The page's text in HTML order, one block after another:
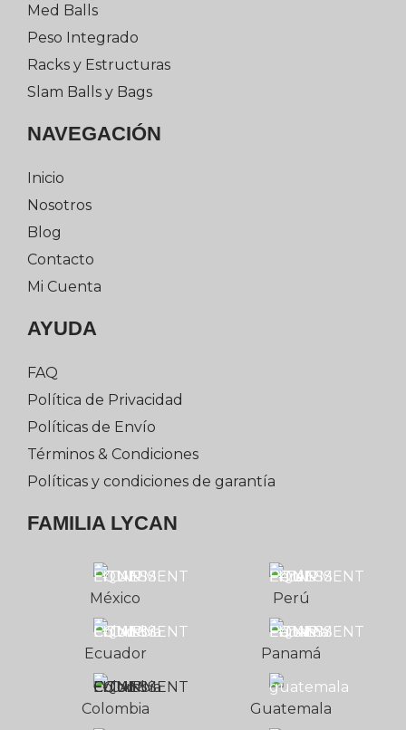
Med Balls
Peso Integrado
Racks y Estructuras
Slam Balls y Bags
NAVEGACIÓN
Inicio
Nosotros
Blog
Contacto
Mi Cuenta
AYUDA
FAQ
Política de Privacidad
Políticas de Envío
Términos & Condiciones
Políticas y condiciones de garantía
FAMILIA LYCAN
México
Ecuador
Colombia
Perú
Panamá
Guatemala